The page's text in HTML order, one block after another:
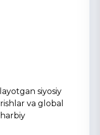
siyosiy
va global